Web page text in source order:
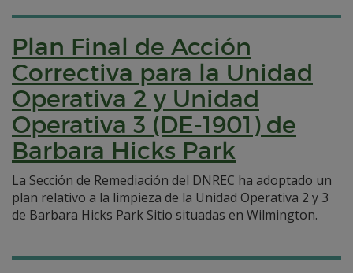
Plan Final de Acción
Correctiva para la Unidad
Operativa 2 y Unidad
Operativa 3 (DE-1901) de
Barbara Hicks Park
La Sección de Remediación del DNREC ha adoptado un
plan relativo a la limpieza de la Unidad Operativa 2 y 3
de Barbara Hicks Park Sitio situadas en Wilmington.